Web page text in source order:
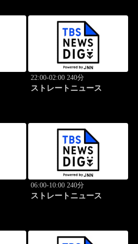
22:00-02:00 240分
ストレートニュース
06:00-10:00 240分
ストレートニュース